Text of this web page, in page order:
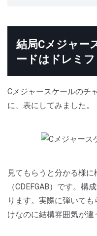
結局Cメジャー
ードはドレミ
Cメジャースケールのチ
に、表にしてみました。
見てもらうと分かる様
（CDEFGAB）です。構
ります。実際に弾いて
けなのに結構雰囲気が違